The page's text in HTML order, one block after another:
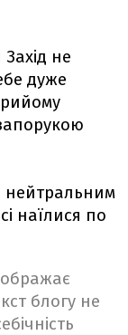
не
дуже
нейтральним
наїлися по
блогу не